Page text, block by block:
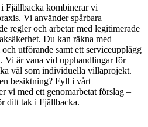
Fjällbacka kombinerar vi
Vi använder spårbara
regler och arbetar med legitimerade
Du kan räkna med
utförande samt ett serviceupplägg
Vi är vana vid upphandlingar för
väl som individuella villaprojekt.
besiktning? Fyll i vårt
vi med ett genomarbetat förslag –
ditt tak i Fjällbacka.